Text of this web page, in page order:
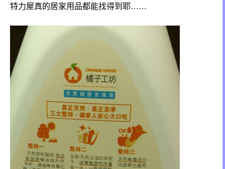
特力屋真的居家用品都能找得到耶……